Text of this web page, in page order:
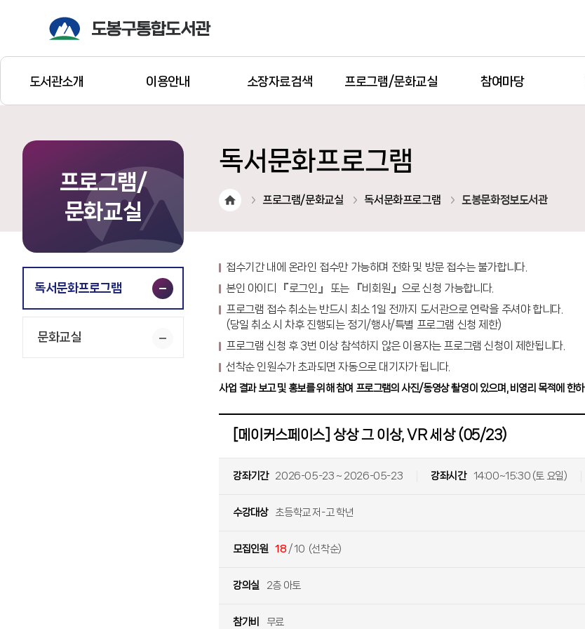
도서관소개 이용안내 소장자료검색 프로그램/문화교실 참여마당
프로그램/
문화교실
독서문화프로그램
문화교실
독서문화프로그램
프로그램/문화교실 독서문화프로그램 도봉문화정보도서관
접수기간 내에 온라인 접수만 가능하며 전화 및 방문 접수는 불가합니다.
본인 아이디 『로그인』 또는 『비회원』으로 신청 가능합니다.
프로그램 접수 취소는 반드시 최소 1일 전까지 도서관으로 연락을 주셔야 합니다.
(당일 취소 시 차후 진행되는 정기/행사/특별 프로그램 신청 제한)
프로그램 신청 후 3번 이상 참석하지 않은 이용자는 프로그램 신청이 제한됩니다.
선착순 인원수가 초과되면 자동으로 대기자가 됩니다.
사업 결과 보고 및 홍보를 위해 참여 프로그램의 사진/동영상 촬영이 있으며, 비영리 목적에
[메이커스페이스] 상상 그 이상, VR 세상 (05/23)
강좌기간 2026-05-23 ~ 2026-05-23 강좌시간 14:00~15:30 (토 요일)
수강대상 초등학교 저-고 학년
모집인원 18 / 10 (선착순)
강의실 2층 아토
참가비 무료